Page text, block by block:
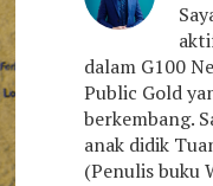
dalam G100
Public Gold
berkembang.
anak didik
(Penulis buku